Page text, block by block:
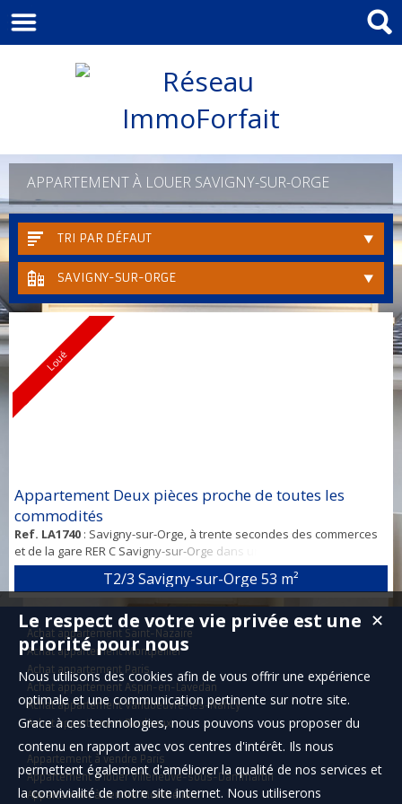
APPARTEMENT À LOUER SAVIGNY-SUR-ORGE
TRI PAR DÉFAUT
SAVIGNY-SUR-ORGE
Loué
Appartement Deux pièces proche de toutes les
commodités
Ref. LA1740 : Savigny-sur-Orge, à trente secondes des commerces
et de la gare RER C Savigny-sur-Orge dans une charmante
copropriété à taille humaine. Grand appartement 2 pièces de 53
mètres carrés comprenant : Une entrée, un grand séjour avec
beaucoup de cachet, surplombé d'une mezzanine avec poutres
apparentes, laissant la possibilité de créer une deuxième chambre
ou un espace bureau. Nous retrouvons...
T2/3 Savigny-sur-Orge 53 m²
Achat appartement Saint-Nazaire
Achat appartement Montpellier
Achat appartement Paris
Achat appartement Aspin-en-Lavedan
Achat appartement Vandoeuvre-lès-Nancy
Achat appartement Bordeaux
Appartement à vendre Paris
Appartement à louer Villeneuve-sous-Dammartin
Appartement à vendre Montbéliard
✕
Le respect de votre vie privée est une
priorité pour nous
Nous utilisons des cookies afin de vous offrir une expérience
optimale et une communication pertinente sur notre site.
Grace à ces technologies, nous pouvons vous proposer du
contenu en rapport avec vos centres d'intérêt. Ils nous
permettent également d'améliorer la qualité de nos services et
la convivialité de notre site internet. Nous utiliserons